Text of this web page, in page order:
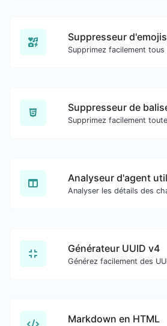
Suppresseur d'emojis
Générateur UUID v4
Markdown en HTML